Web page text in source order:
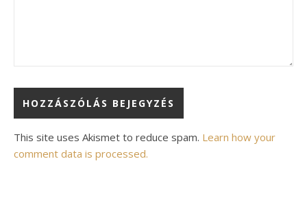
Alternative:
This site uses Akismet to reduce spam. Learn how your
comment data is processed.